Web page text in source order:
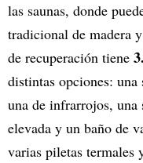
las saunas, donde
tradicional de madera
de recuperación tiene
distintas opciones: una
una de infrarrojos, una
elevada y un baño de
varias piletas termales